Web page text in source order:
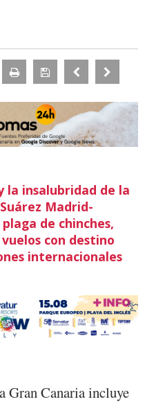
la insalubridad de la
Madrid-
de chinches,
con destino
internacionales
Gran Canaria incluye